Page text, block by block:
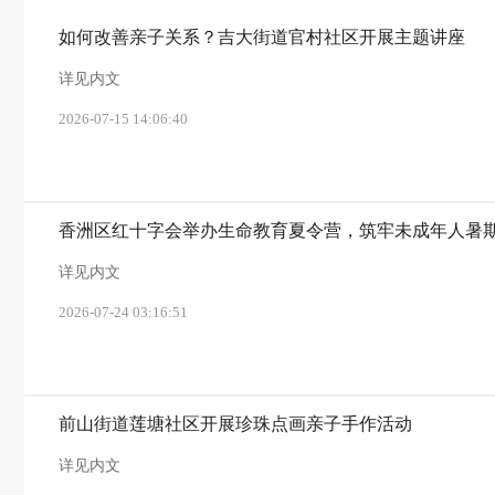
如何改善亲子关系？吉大街道官村社区开展主题讲座
详见内文
2026-07-15 14:06:40
香洲区红十字会举办生命教育夏令营，筑牢未成年人暑
详见内文
2026-07-24 03:16:51
前山街道莲塘社区开展珍珠点画亲子手作活动
详见内文